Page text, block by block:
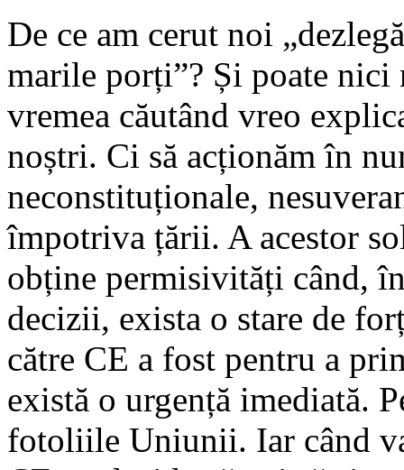
De ce am cerut noi
marile porți”? Și poate nici
vremea căutând vreo
noștri. Ci să acționăm în
neconstituționale,
împotriva țării. A acestor
obține permisivități când,
decizii, exista o stare de
către CE a fost pentru a
există o urgență imediată.
fotoliile Uniunii. Iar când